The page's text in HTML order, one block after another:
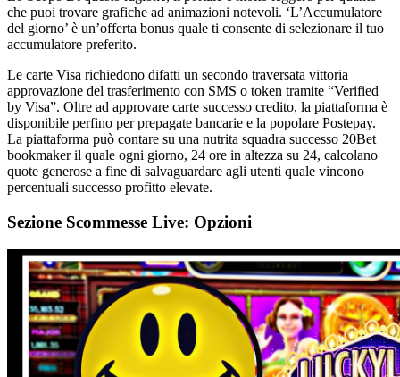
che puoi trovare grafiche ad animazioni notevoli. ‘L’Accumulatore
del giorno’ è un’offerta bonus quale ti consente di selezionare il tuo
accumulatore preferito.
Le carte Visa richiedono difatti un secondo traversata vittoria
approvazione del trasferimento con SMS o token tramite “Verified
by Visa”. Oltre ad approvare carte successo credito, la piattaforma è
disponibile perfino per prepagate bancarie e la popolare Postepay.
La piattaforma può contare su una nutrita squadra successo 20Bet
bookmaker il quale ogni giorno, 24 ore in altezza su 24, calcolano
quote generose a fine di salvaguardare agli utenti quale vincono
percentuali successo profitto elevate.
Sezione Scommesse Live: Opzioni